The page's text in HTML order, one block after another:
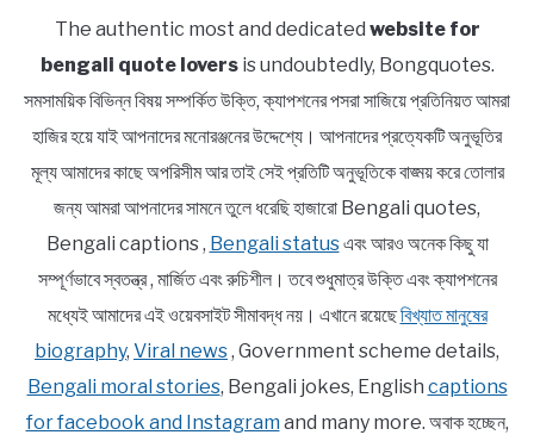
The authentic most and dedicated website for
bengali quote loversis undoubtedly, Bongquotes.
সমসাময়িক বিভিন্ন বিষয় সম্পর্কিত উক্তি, ক্যাপশনের পসরা সাজিয়ে প্রতিনিয়ত আমরা
হাজির হয়ে যাই আপনাদের মনোরঞ্জনের উদ্দেশ্যে। আপনাদের প্রত্যেকটি অনুভূতির
মূল্য আমাদের কাছে অপরিসীম আর তাই সেই প্রতিটি অনুভূতিকে বাঙ্ময় করে তোলার
জন্য আমরা আপনাদের সামনে তুলে ধরেছি হাজারো Bengali quotes,
Bengali captions , Bengali statusএবং আরও অনেক কিছু যা
সম্পূর্ণভাবে স্বতন্ত্র , মার্জিত এবং রুচিশীল। তবে শুধুমাত্র উক্তি এবং ক্যাপশনের
মধ্যেই আমাদের এই ওয়েবসাইট সীমাবদ্ধ নয়। এখানে রয়েছেবিখ্যাত মানুষের
biography, Viral news, Government scheme details,
Bengali moral stories, Bengali jokes, English captions
for facebook and Instagram and many more. অবাক হচ্ছেন,